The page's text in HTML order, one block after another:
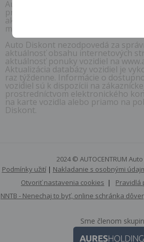
Auto Diskont si vyhradzuje právo
predchádzajúceho upozornenia
akúkoľvek časť obsahu týchto
mobilné aplikácie.
Auto Diskont nezodpovedá za
aktuálnosť obsahu internetových
aktuálnosť ponuky vozidiel na
Aktualizácia databázy vozidiel je
raz týždenne. Informácie o
vozidiel sú k dispozícii na
prostredníctvom elektronického
na karte vozidla alebo priamo na
Diskont.
2024 © AUTOCENTRUM
Podmínky užití| Nakladanie s osobnými
Otvoriť nastavenia cookies | Pravidlá
NNTB - Nenechaj to byť, online schránka
Sme členom